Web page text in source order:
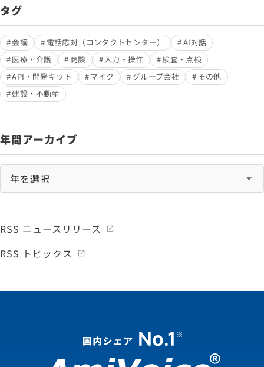
タグ
会議 電話応対（コンタクトセンター）
AI対話
医療・介護
商談 入力・操作
検査・点検
API・開発キット
マイク グループ会社
その他
建設・不動産
年間アーカイブ
RSS ニュースリリース
RSS トピックス